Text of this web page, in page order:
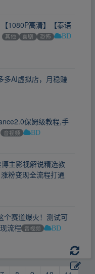
1080P高清】【泰语
其他 喜剧 恐怖
BD
多AI虚拟店，月稳赚
保姆级教程,手
音视频 BD
博主影视解说精选教
粉变现全流程打通
个赛道爆火！测试可
流程 音视频 BD